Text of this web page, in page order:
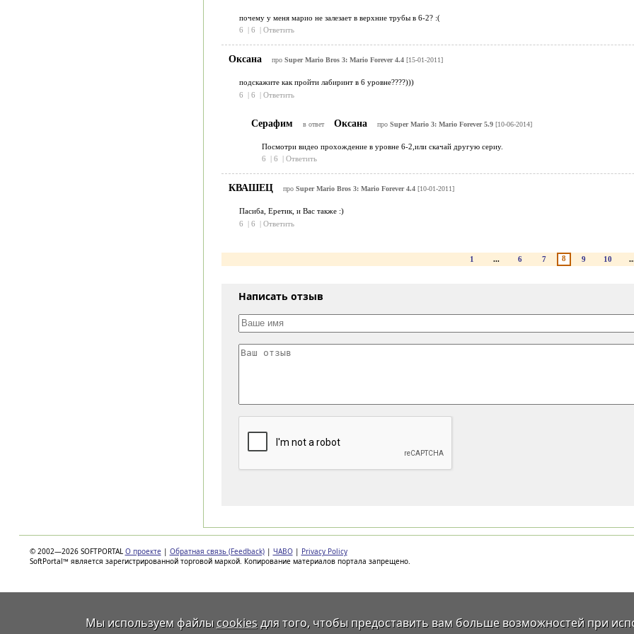
почему у меня марио не залезает в верхние трубы в 6-2? :(
6
| 6 | Ответить
Оксана про Super Mario Bros 3: Mario Forever 4.4[15-01-2011]
подскажите как пройти лабиринт в 6 уровне????)))
6
| 6 | Ответить
Серафим в ответ Оксана про Super Mario 3: Mario Forever 5.9[10-06-2014]
Посмотри видео прохождение в уровне 6-2,или скачай другую сериу.
6
| 6 | Ответить
КВАШЕЦ про Super Mario Bros 3: Mario Forever 4.4[10-01-2011]
Пасиба, Еретик, и Вас также :)
6
| 6 | Ответить
1 ... 6 7 8 9 10
Написать отзыв
© 2002—2026 SOFTPORTAL О проекте | Обратная связь (Feedback) | ЧАВО | Privacy Policy
SoftPortal™ является зарегистрированной торговой маркой. Копирование материалов портала запрещено.
Мы используем файлы cookiesдля того, чтобы предоставить вам больше возможностей при